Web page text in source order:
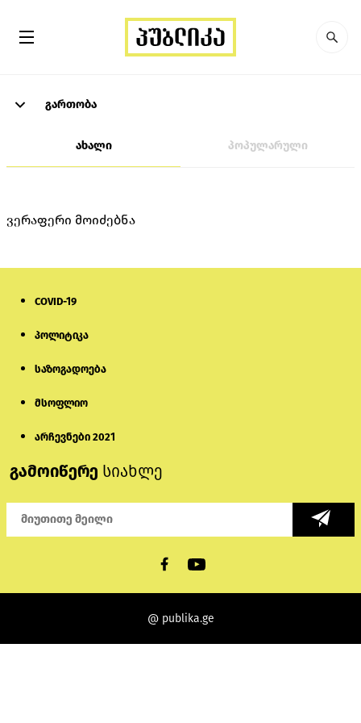
გართობა
ახალი პოპულარული
ვერაფერი მოიძებნა
COVID-19
პოლიტიკა
საზოგადოება
მსოფლიო
არჩევნები 2021
გამოიწერე სიახლე
@ publika.ge